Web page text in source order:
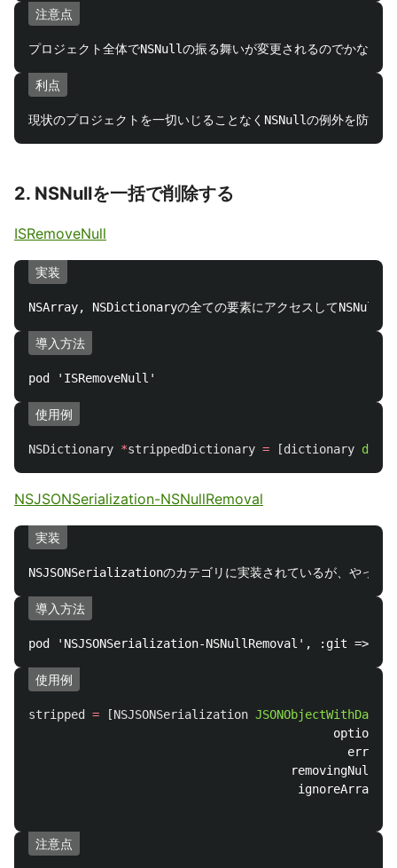
注意点
利点
2. NSNullを一括で削除する
ISRemoveNull
実装
導入方法
使用例
NSDictionary *strippedDictionary = [dictionary
NSJSONSerialization-NSNullRemoval
実装
導入方法
使用例
stripped = [NSJSONSerialization JSONObjectWithData
options:
error:
removingNulls:
ignoreArrays:
注意点